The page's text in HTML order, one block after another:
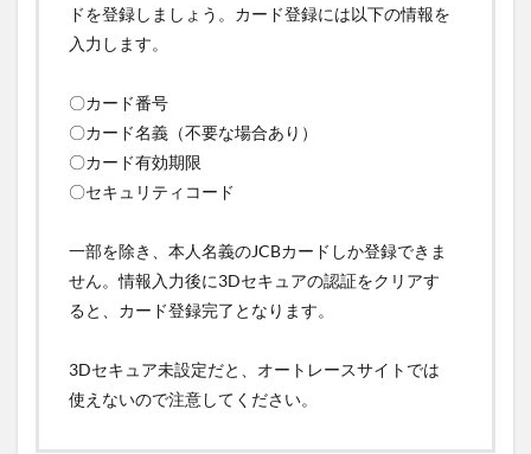
ドを登録しましょう。カード登録には以下の情報を
入力します。
〇カード番号
〇カード名義（不要な場合あり）
〇カード有効期限
〇セキュリティコード
一部を除き、本人名義のJCBカードしか登録できま
せん。情報入力後に3Dセキュアの認証をクリアす
ると、カード登録完了となります。
3Dセキュア未設定だと、オートレースサイトでは
使えないので注意してください。